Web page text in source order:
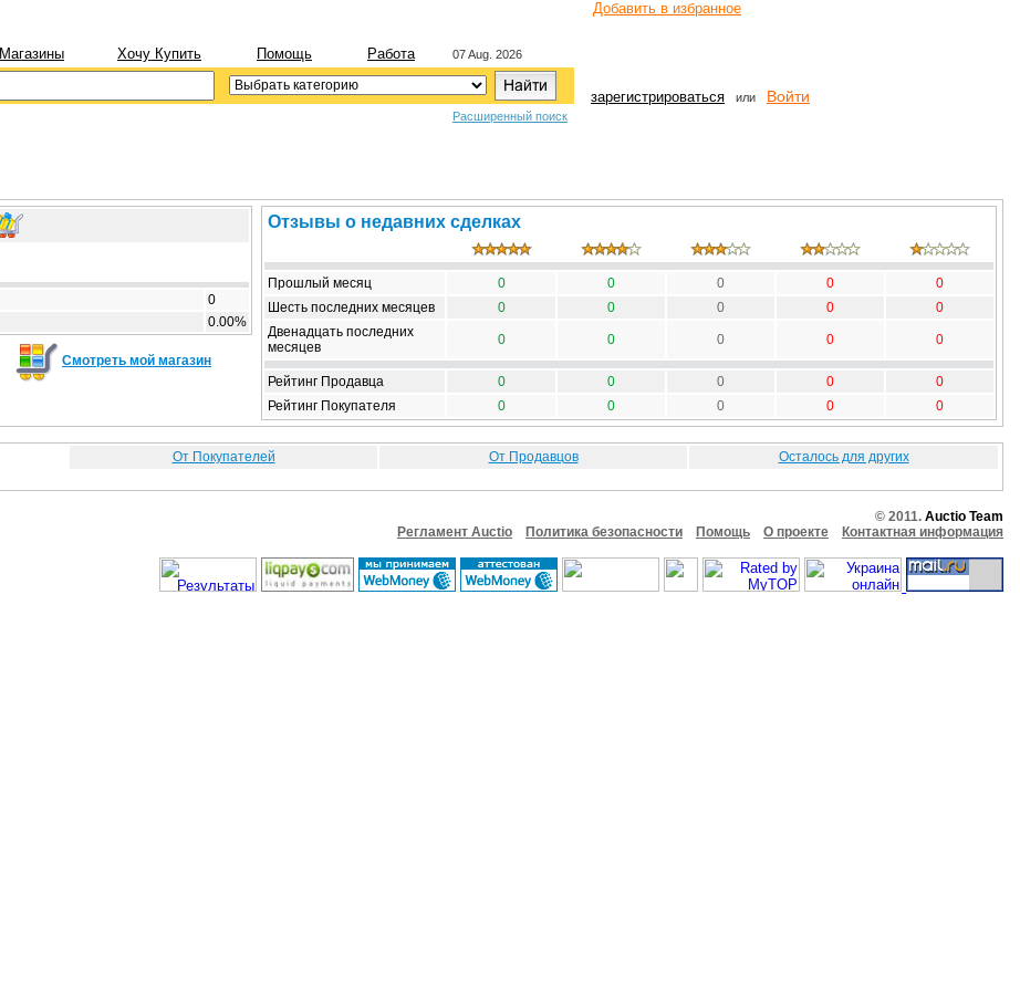
Магазины Хочу Купить Помощь Работа
Расширенный поиск
07 Aug. 2026
Добавить в избранное
зарегистрироваться или Войти
0
0.00%
Смотреть мой магазин
Отзывы о недавних сделках
Прошлый месяц 0 0 0 0
0
Шесть последних месяцев
0 0 0 0
0
Двенадцать последних
месяцев
0 0 0 0 0
Рейтинг Продавца 0 0 0 0
0
Рейтинг Покупателя
0 0 0 0 0
От Покупателей От Продавцов Осталось для других
© 2011. Auctio Team
Регламент Auctio
Политика безопасности Помощь О проекте Контактная информация